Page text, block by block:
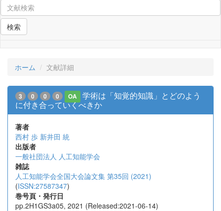
検索
ホーム 文献詳細
3 0 0 0 OA
学術は「知覚的知識」とどのよう
に付き合っていくべきか
著者
西村 歩 新井田 統
出版者
一般社団法人 人工知能学会
雑誌
人工知能学会全国大会論文集 第35回 (2021)
(ISSN:27587347)
巻号頁・発行日
pp.2H1GS3a05, 2021 (Released:2021-06-14)